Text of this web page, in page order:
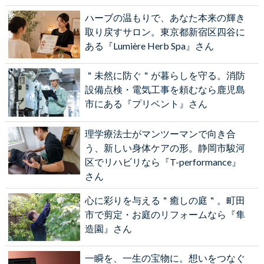
ハーブの温もりで、あなた本来の輝き
取り戻すサロン。東京都新宿区四谷に
ある『Lumière Herb Spa』さん
＂未然に防ぐ＂が暮らしを守る。消防
設備点検・電気工事を頼むなら鹿児島
市にある『プリベント』さん
理学療法士がマンツーマンで向き合
う、新しい身体ケアの形。静岡市駿河
区でリハビリなら『T-performance』
さん
心に彩りを与える＂癒しの庭＂。町田
市で剪定・お庭のリフォームなら『隼
造園』さん
一瞬を、一生の宝物に。想いをつなぐ